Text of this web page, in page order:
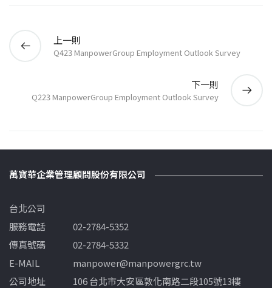
上一則
Q423 ManpowerGroup Employment Outlook Survey
下一則
Q223 ManpowerGroup Employment Outlook Survey
萬寶華企業管理顧問股份有限公司
台北公司
服務電話
02-2784-5352
傳真號碼
02-2784-5332
E-MAIL
manpower@manpowergrc.tw
公司地址
106 台北市大安區敦化南路二段105號13樓